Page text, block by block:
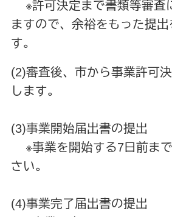
※許可決定まで書類等審査
ますので、余裕をもった提
す。
(2)審査後、市から事業許可
します。
(3)事業開始届出書の提出
※事業を開始する7日前ま
さい。
(4)事業完了届出書の提出